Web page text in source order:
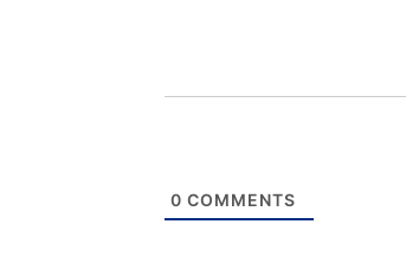
0 COMMENTS